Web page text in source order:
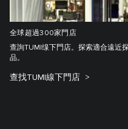
全球超過300家門店
查詢TUMI缐下門店。探索適合遠近
品。
查找TUMI線下門店